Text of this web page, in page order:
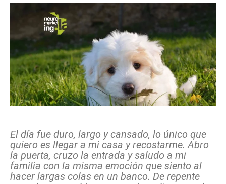
El día fue duro, largo y cansado, lo único que
quiero es llegar a mi casa y recostarme. Abro
la puerta, cruzo la entrada y saludo a mi
familia con la misma emoción que siento al
hacer largas colas en un banco. De repente